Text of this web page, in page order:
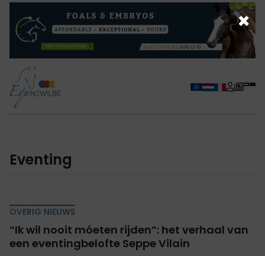
eventing
OVERIG NIEUWS
“Ik wil nooit móeten rijden”: het verhaal van
een eventingbelofte Seppe Vilain
×